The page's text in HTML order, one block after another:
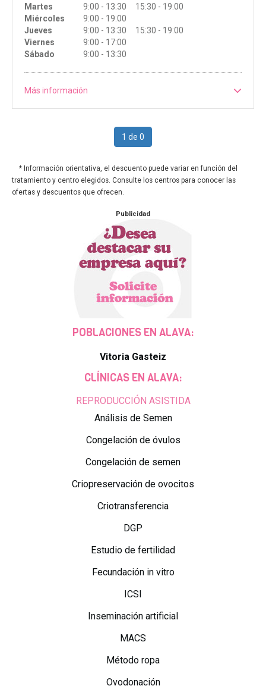
Martes
9:00 - 13:30 15:30 - 19:00
Miércoles
9:00 - 19:00
Jueves
9:00 - 13:30 15:30 - 19:00
Viernes
9:00 - 17:00
Sábado
9:00 - 13:30
Más información
1 de 0
* Información orientativa, el descuento puede variar en función del
tratamiento y centro elegidos. Consulte los centros para conocer las
ofertas y descuentos que ofrecen.
Publicidad
POBLACIONES EN ALAVA:
Vitoria Gasteiz
CLÍNICAS EN ALAVA:
REPRODUCCIÓN ASISTIDA
Análisis de Semen
Congelación de óvulos
Congelación de semen
Criopreservación de ovocitos
Criotransferencia
DGP
Estudio de fertilidad
Fecundación in vitro
ICSI
Inseminación artificial
MACS
Método ropa
Ovodonación